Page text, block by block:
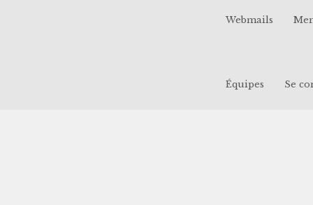
Webmails
Équipes Se